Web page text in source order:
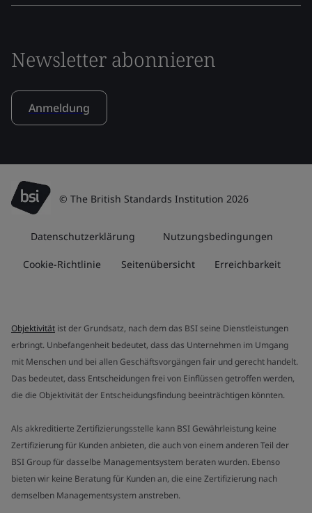
Newsletter abonnieren
Anmeldung
© The British Standards Institution 2026
Datenschutzerklärung Nutzungsbedingungen
Cookie-Richtlinie Seitenübersicht Erreichbarkeit
Objektivität ist der Grundsatz, nach dem das BSI seine Dienstleistungen
erbringt. Unbefangenheit bedeutet, dass das Unternehmen im Umgang
mit Menschen und bei allen Geschäftsvorgängen fair und gerecht handelt.
Das bedeutet, dass Entscheidungen frei von Einflüssen getroffen werden,
die die Objektivität der Entscheidungsfindung beeinträchtigen könnten.
Als akkreditierte Zertifizierungsstelle kann BSI Gewährleistung keine
Zertifizierung für Kunden anbieten, die auch von einem anderen Teil der
BSI Group für dasselbe Managementsystem beraten wurden. Ebenso
bieten wir keine Beratung für Kunden an, die eine Zertifizierung nach
demselben Managementsystem anstreben.